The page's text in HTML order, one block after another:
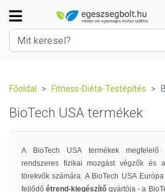
Főoldal Fitness-Diéta-Testépítés
BioTech USA termékek
A BioTech USA termékek megfelelő
rendszeres fizikai mozgást végzők és
törekvők számára. A BioTech USA
fejlődőétrend-kiegészítő gyártója - a